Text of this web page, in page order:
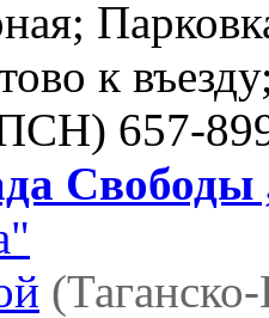
к
657-
Свободы